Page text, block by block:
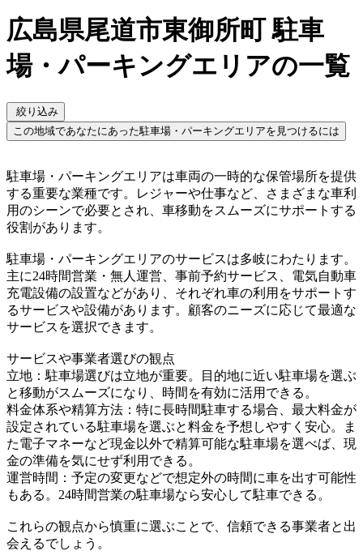
広島県尾道市東御所町 駐車
場・パーキングエリアの一覧
絞り込み
この地域であなたにあった駐車場・パーキングエリアを見つけるには
駐車場・パーキングエリアは車両の一時的な保管場所を提供
する重要な業種です。レジャーや仕事など、さまざまな車利
用のシーンで必要とされ、車移動をスムーズにサポートする
役割があります。
駐車場・パーキングエリアのサービスは多岐にわたります。
主に24時間営業・無人運営、事前予約サービス、電気自動車
充電設備の設置などがあり、それぞれ車の利用をサポートす
るサービスや設備があります。顧客のニーズに応じて最適な
サービスを選択できます。
サービスや事業者選びの観点
立地：駐車場選びは立地が重要。目的地に近い駐車場を選ぶ
と移動がスムーズになり、時間を有効に活用できる。
料金体系や精算方法：特に長時間駐車する場合、最大料金が
設定されている駐車場を選ぶと料金を予想しやすく安心。ま
た電子マネーなど現金以外で精算可能な駐車場を選べば、現
金の準備を気にせず利用できる。
運営時間：予定の変更などで想定外の時間に車を出す可能性
もある。24時間営業の駐車場なら安心して駐車できる。
これらの観点から慎重に選ぶことで、信頼できる事業者と出
会えるでしょう。